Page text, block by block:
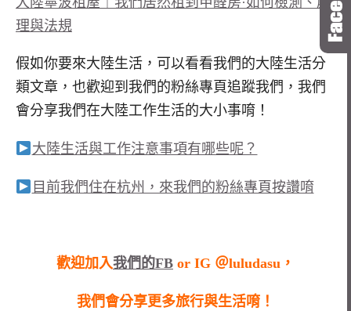
理與法規
假如你要來大陸生活，可以看看我們的大陸生活分
類文章，也歡迎到我們的粉絲專頁追蹤我們，我們
會分享我們在大陸工作生活的大小事唷！
大陸生活與工作注意事項有哪些呢？
目前我們住在杭州，來我們的粉絲專頁按讚唷
歡迎加入我們的FB or IG ＠luludasu，
我們會分享更多旅行與生活唷！